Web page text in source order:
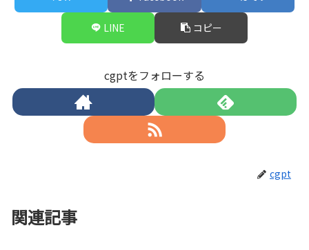
LINE コピー
cgptをフォローする
cgpt
関連記事